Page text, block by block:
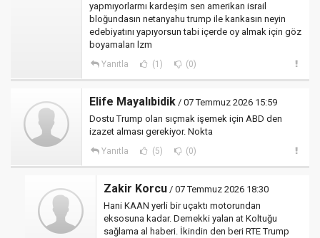
yapmıyorlarmı kardeşim sen amerikan israil
bloğundasın netanyahu trump ile kankasın neyin
edebiyatını yapıyorsun tabi içerde oy almak için göz
boyamaları lzm
Yanıtla (1) (0)
Elife Mayalıbidik / 07 Temmuz 2026 15:59
Dostu Trump olan sıçmak işemek için ABD den
izazet alması gerekiyor. Nokta
Yanıtla (5) (0)
Zakir Korcu / 07 Temmuz 2026 18:30
Hani KAAN yerli bir uçaktı motorundan
eksosuna kadar. Demekki yalan at Koltuğu
sağlama al haberi. İkindin den beri RTE Trump